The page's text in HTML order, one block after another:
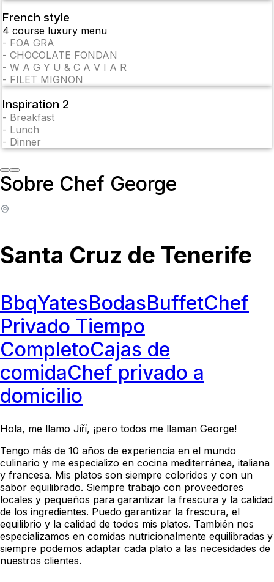
French style
4 course luxury menu
- FOA GRA
- CHOCOLATE FONDAN
- W A G Y U & C A V I A R
- FILET MIGNON
Inspiration 2
- Breakfast
- Lunch
- Dinner
Sobre Chef George
Santa Cruz de Tenerife
BbqYatesBodasBuffetChef
Privado Tiempo
CompletoCajas de
comidaChef privado a
domicilio
Hola, me llamo Jiří, ¡pero todos me llaman George!
Tengo más de 10 años de experiencia en el mundo
culinario y me especializo en cocina mediterránea, italiana
y francesa. Mis platos son siempre coloridos y con un
sabor equilibrado. Siempre trabajo con proveedores
locales y pequeños para garantizar la frescura y la calidad
de los ingredientes. Puedo garantizar la frescura, el
equilibrio y la calidad de todos mis platos. También nos
especializamos en comidas nutricionalmente equilibradas y
siempre podemos adaptar cada plato a las necesidades de
nuestros clientes.